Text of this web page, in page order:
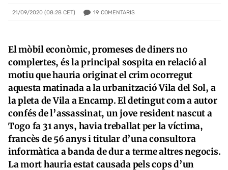
21/09/2020 (08:28 CET) 19 COMENTARIS
El mòbil econòmic, promeses de diners no
complertes, és la principal sospita en relació al
motiu que hauria originat el crim ocorregut
aquesta matinada a la urbanització Vila del Sol, a
la pleta de Vila a Encamp. El detingut com a autor
confés de l’assassinat, un jove resident nascut a
Togo fa 31 anys, havia treballat per la víctima,
francès de 56 anys i titular d’una consultora
informàtica a banda de dur a terme altres negocis.
La mort hauria estat causada pels cops d’un